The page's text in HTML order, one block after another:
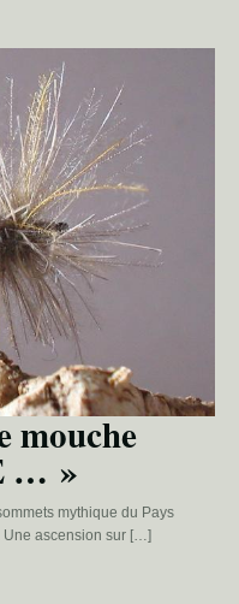
… »
mythique du Pays
Une ascension sur […]